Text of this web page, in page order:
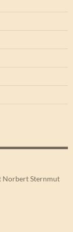
Norbert Sternmut